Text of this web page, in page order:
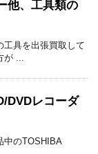
他、工具類の
工具を出張買取して
が ...
DVDレコーダ
中のTOSHIBA